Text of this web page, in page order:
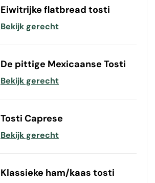
Eiwitrijke flatbread tosti
Bekijk gerecht
De pittige Mexicaanse Tosti
Bekijk gerecht
Tosti Caprese
Bekijk gerecht
Klassieke ham/kaas tosti